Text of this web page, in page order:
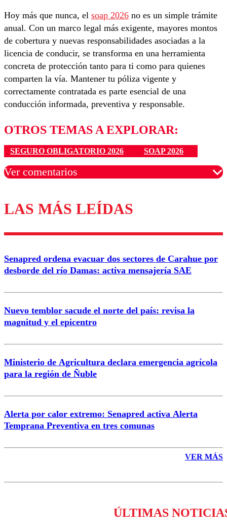
Hoy más que nunca, el soap 2026 no es un simple trámite
anual. Con un marco legal más exigente, mayores montos
de cobertura y nuevas responsabilidades asociadas a la
licencia de conducir, se transforma en una herramienta
concreta de protección tanto para ti como para quienes
comparten la vía. Mantener tu póliza vigente y
correctamente contratada es parte esencial de una
conducción informada, preventiva y responsable.
OTROS TEMAS A EXPLORAR:
SEGURO OBLIGATORIO 2026 SOAP 2026
Ver comentarios
Los comentarios son moderados para garantizar un
diálogo respetuoso.
Correo
LAS MÁS LEÍDAS
Senapred ordena evacuar dos sectores de Carahue por
desborde del río Damas: activa mensajería SAE
Nuevo temblor sacude el norte del país: revisa la
magnitud y el epicentro
Ministerio de Agricultura declara emergencia agrícola
para la región de Ñuble
Alerta por calor extremo: Senapred activa Alerta
Temprana Preventiva en tres comunas
VER MÁS
ÚLTIMAS